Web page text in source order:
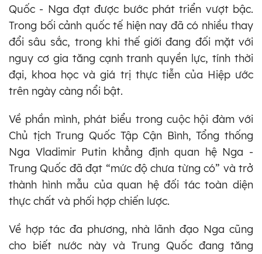
Quốc - Nga đạt được bước phát triển vượt bậc.
Trong bối cảnh quốc tế hiện nay đã có nhiều thay
đổi sâu sắc, trong khi thế giới đang đối mặt với
nguy cơ gia tăng cạnh tranh quyền lực, tính thời
đại, khoa học và giá trị thực tiễn của Hiệp ước
trên ngày càng nổi bật.
Về phần mình, phát biểu trong cuộc hội đàm với
Chủ tịch Trung Quốc Tập Cận Bình, Tổng thống
Nga Vladimir Putin khẳng định quan hệ Nga -
Trung Quốc đã đạt “mức độ chưa từng có” và trở
thành hình mẫu của quan hệ đối tác toàn diện
thực chất và phối hợp chiến lược.
Về hợp tác đa phương, nhà lãnh đạo Nga cũng
cho biết nước này và Trung Quốc đang tăng